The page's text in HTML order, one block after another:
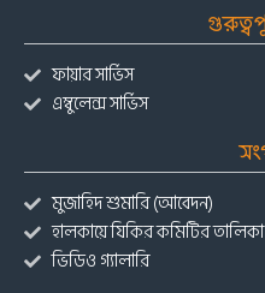
ফায়ার সার্ভিস
এম্বুলেন্স সার্ভিস
মুজাহিদ শুমারি (আবেদন)
হালকায়ে যিকির কমিটির তালিকা
ভিডিও গ্যালারি